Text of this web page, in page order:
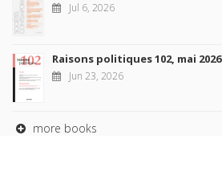
Jul 6, 2026
Raisons politiques 102, mai 2026
Jun 23, 2026
more books